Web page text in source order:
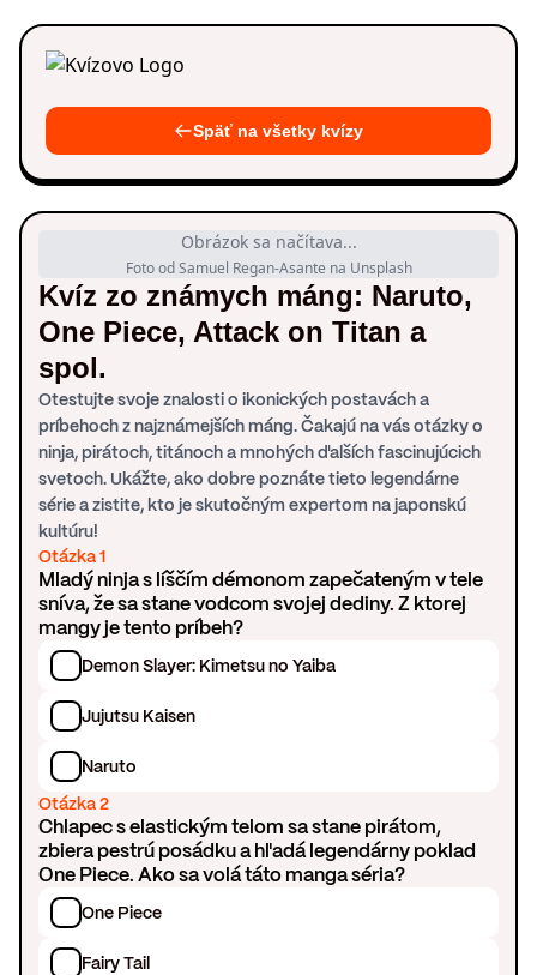
Späť na všetky kvízy
Obrázok sa načítava...
Foto od Samuel Regan-Asante na Unsplash
Kvíz zo známych máng: Naruto,
One Piece, Attack on Titan a
spol.
Otestujte svoje znalosti o ikonických postavách a
príbehoch z najznámejších máng. Čakajú na vás otázky o
ninja, pirátoch, titánoch a mnohých ďalších fascinujúcich
svetoch. Ukážte, ako dobre poznáte tieto legendárne
série a zistite, kto je skutočným expertom na japonskú
kultúru!
Otázka 1
Mladý ninja s líščím démonom zapečateným v tele
sníva, že sa stane vodcom svojej dediny. Z ktorej
mangy je tento príbeh?
Demon Slayer: Kimetsu no Yaiba
Jujutsu Kaisen
Naruto
Otázka 2
Chlapec s elastickým telom sa stane pirátom,
zbiera pestrú posádku a hľadá legendárny poklad
One Piece. Ako sa volá táto manga séria?
One Piece
Fairy Tail